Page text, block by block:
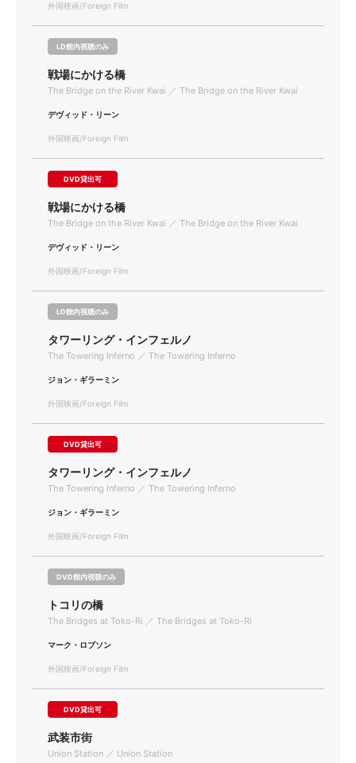
外国映画/Foreign Film
LD館内視聴のみ
戦場にかける橋
The Bridge on the River Kwai ／ The Bridge on the River Kwai
デヴィッド・リーン
外国映画/Foreign Film
DVD貸出可
戦場にかける橋
The Bridge on the River Kwai ／ The Bridge on the River Kwai
デヴィッド・リーン
外国映画/Foreign Film
LD館内視聴のみ
タワーリング・インフェルノ
The Towering Inferno ／ The Towering Inferno
ジョン・ギラーミン
外国映画/Foreign Film
DVD貸出可
タワーリング・インフェルノ
The Towering Inferno ／ The Towering Inferno
ジョン・ギラーミン
外国映画/Foreign Film
DVD館内視聴のみ
トコリの橋
The Bridges at Toko-Ri ／ The Bridges at Toko-Ri
マーク・ロブソン
外国映画/Foreign Film
DVD貸出可
武装市街
Union Station ／ Union Station